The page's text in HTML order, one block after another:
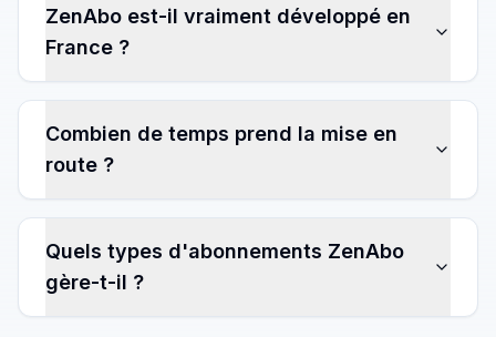
ZenAbo est-il vraiment développé en
France ?
Combien de temps prend la mise en
route ?
Quels types d'abonnements ZenAbo
gère-t-il ?